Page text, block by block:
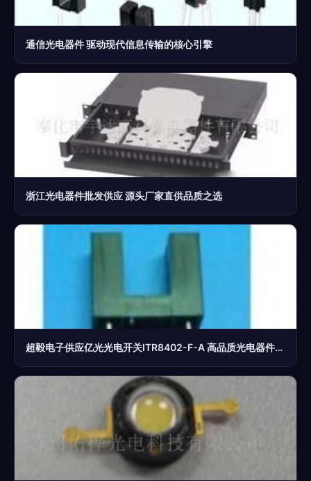
通信光电器件 驱动现代信息传输的核心引擎
浙江光电器件批发供应 源头厂家直供品质之选
超毅电子供应亿光光电开关ITR8402-F-A 高品质光电器件助力智能制造